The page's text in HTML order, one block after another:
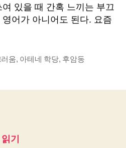
있을 때 간혹 느끼는 부끄
어가 아니어도 된다. 요즘
움, 아테네 학당, 후암동
기